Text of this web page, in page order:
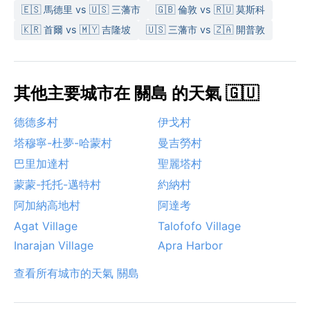
🇪🇸 馬德里 vs 🇺🇸 三藩市
🇬🇧 倫敦 vs 🇷🇺 莫斯科
🇰🇷 首爾 vs 🇲🇾 吉隆坡
🇺🇸 三藩市 vs 🇿🇦 開普敦
其他主要城市在 關島 的天氣 🇬🇺
德德多村
伊戈村
塔穆寧-杜夢-哈蒙村
曼吉勞村
巴里加達村
聖麗塔村
蒙蒙-托托-邁特村
約納村
阿加納高地村
阿達考
Agat Village
Talofofo Village
Inarajan Village
Apra Harbor
查看所有城市的天氣 關島